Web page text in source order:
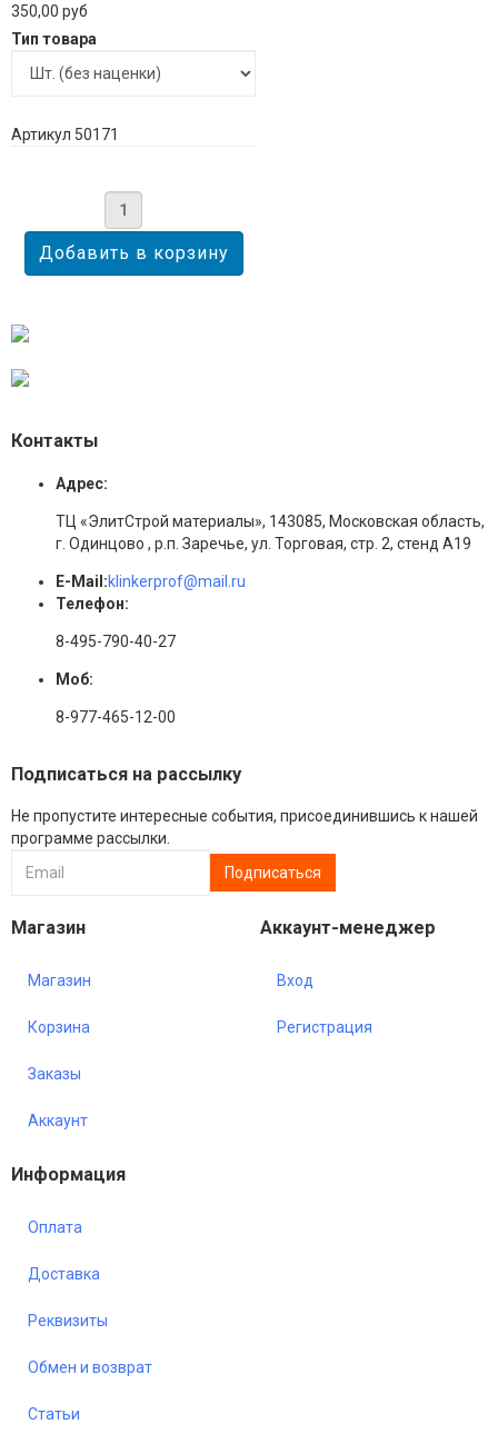
350,00 руб
Тип товара
Артикул 50171
Контакты
Адрес:
ТЦ «ЭлитСтрой материалы», 143085, Московская область,
г. Одинцово , р.п. Заречье, ул. Торговая, стр. 2, стенд А19
E-Mail:klinkerprof@mail.ru
Телефон:
8-495-790-40-27
Моб:
8-977-465-12-00
Подписаться на рассылку
Не пропустите интересные события, присоединившись к нашей
программе рассылки.
Магазин
Магазин
Корзина
Заказы
Аккаунт
Аккаунт-менеджер
Вход
Регистрация
Информация
Оплата
Доставка
Реквизиты
Обмен и возврат
Статьи